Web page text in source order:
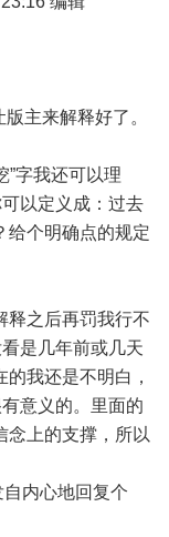
主来解释好了。
字我还可以理
以定义成：过去
给个明确点的规定
之后再罚我行不
是几年前或几天
我还是不明白，
意义的。里面的
念上的支撑，所以
内心地回复个